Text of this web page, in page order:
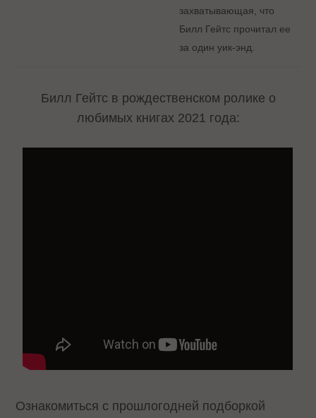
захватывающая, что
Билл Гейтс прочитал ее
за один уик-энд.
Билл Гейтс в рождественском ролике о
любимых книгах 2021 года:
Ознакомиться с прошлогодней подборкой